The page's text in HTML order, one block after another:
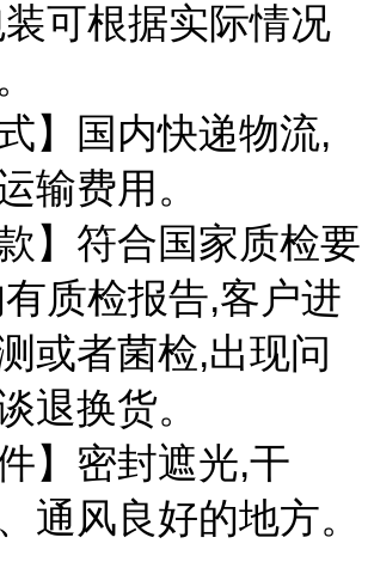
可根据实际情况
】国内快递物流,
输费用。
】符合国家质检要
质检报告,客户进
或者菌检,出现问
退换货。
】密封遮光,干
通风良好的地方。